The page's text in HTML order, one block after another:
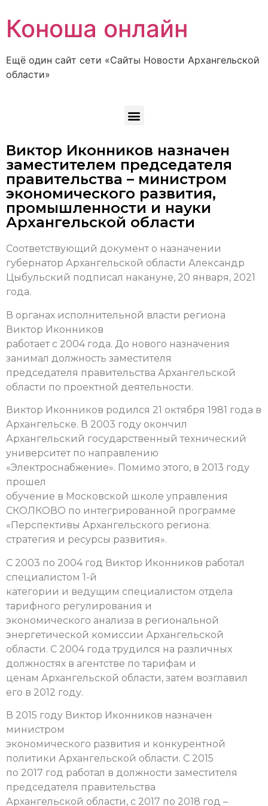
Коноша онлайн
Ещё один сайт сети «Сайты Новости Архангельской
области»
Виктор Иконников назначен
заместителем председателя
правительства – министром
экономического развития,
промышленности и науки
Архангельской области
Соответствующий документ о назначении
губернатор Архангельской области Александр
Цыбульский подписал накануне, 20 января, 2021
года.
В органах исполнительной власти региона
Виктор Иконников
работает с 2004 года. До нового назначения
занимал должность заместителя
председателя правительства Архангельской
области по проектной деятельности.
Виктор Иконников родился 21 октября 1981 года в
Архангельске. В 2003 году окончил
Архангельский государственный технический
университет по направлению
«Электроснабжение». Помимо этого, в 2013 году
прошел
обучение в Московской школе управления
СКОЛКОВО по интегрированной программе
«Перспективы Архангельского региона:
стратегия и ресурсы развития».
С 2003 по 2004 год Виктор Иконников работал
специалистом 1-й
категории и ведущим специалистом отдела
тарифного регулирования и
экономического анализа в региональной
энергетической комиссии Архангельской
области. С 2004 года трудился на различных
должностях в агентстве по тарифам и
ценам Архангельской области, затем возглавил
его в 2012 году.
В 2015 году Виктор Иконников назначен
министром
экономического развития и конкурентной
политики Архангельской области. С 2015
по 2017 год работал в должности заместителя
председателя правительства
Архангельской области, с 2017 по 2018 год –